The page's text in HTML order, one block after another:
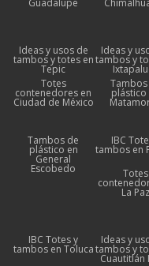
Ideas y usos de
tambos y totes en
Tepic
Ideas y
tambos y
Totes
contenedores en
Ciudad de México
plástico
Tambos de
plástico en
General
Escobedo
IBC
tambos en
Totes
La Paz
IBC Totes y
tambos en Toluca
Ideas y
tambos y
Cuautitlán